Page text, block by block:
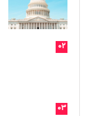
02
03